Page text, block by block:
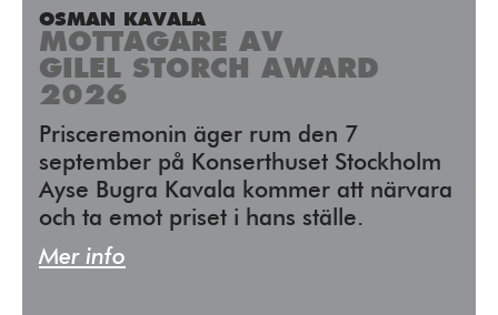
OSMAN KAVALA
MOTTAGARE AV
GILEL STORCH AWARD
2026
Prisceremonin äger rum den 7
september på Konserthuset Stockholm
Ayse Bugra Kavala kommer att närvara
och ta emot priset i hans ställe.
Mer info